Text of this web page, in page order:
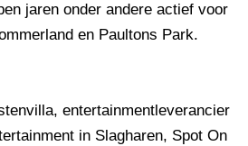
jaren onder andere actief voor
en Paultons Park.
entertainmentleverancier
in Slagharen, Spot On